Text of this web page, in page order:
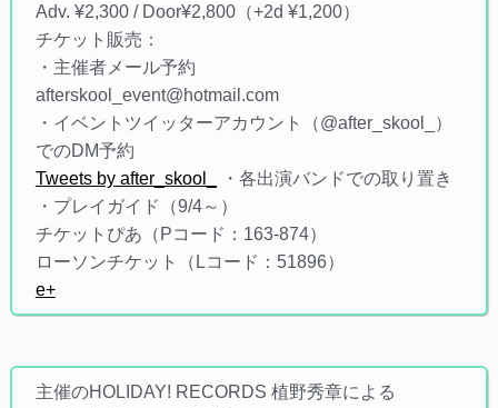
Adv. ¥2,300 / Door¥2,800（+2d ¥1,200）
チケット販売：
・主催者メール予約​
afterskool_event@hotmail.com​
・イベントツイッターアカウント（@after_skool_​）
での​DM予約​
Tweets by after_skool_
・各出演バンドでの取り置き​
・プレイガイド（9/4～）
​チケットぴあ（Pコード：163-874）​
ローソンチケット（Lコード：51896）​
e+
主催のHOLIDAY! RECORDS 植野秀章による​